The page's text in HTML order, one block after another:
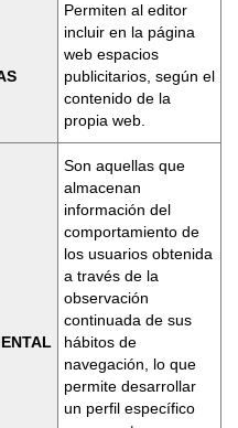
Permiten al editor
incluir en la página
web espacios
publicitarios, según el
contenido de la
propia web.
Son aquellas que
almacenan
información del
comportamiento de
los usuarios obtenida
a través de la
observación
continuada de sus
hábitos de
navegación, lo que
permite desarrollar
un perfil específico